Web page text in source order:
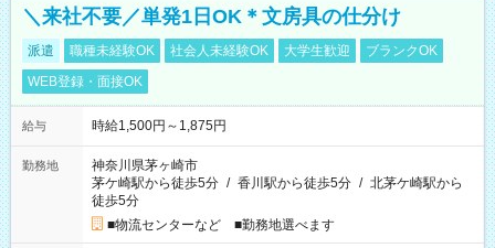
＼来社不要／単発1日OK＊文房具の仕分け
派遣 職種未経験OK 社会人未経験OK 大学生歓迎
ブランクOK
WEB登録・面接OK
給与 時給1,500円～1,875円
勤務地
神奈川県茅ヶ崎市
茅ケ崎駅から徒歩5分 / 香川駅から徒歩5分 / 北茅ケ崎駅から
徒歩5分
■物流センターなど ■勤務地選べます